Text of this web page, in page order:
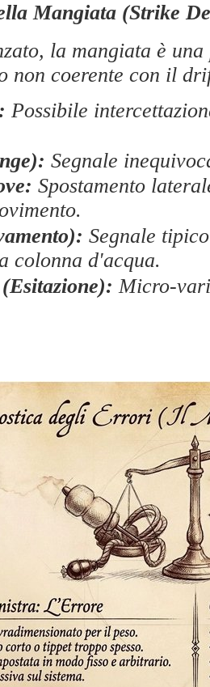
Mangiata (Strike
la mangiata è
non coerente con il
Possibile
Segnale
Spostamento
Segnale
colonna d'acqua.
Micro-